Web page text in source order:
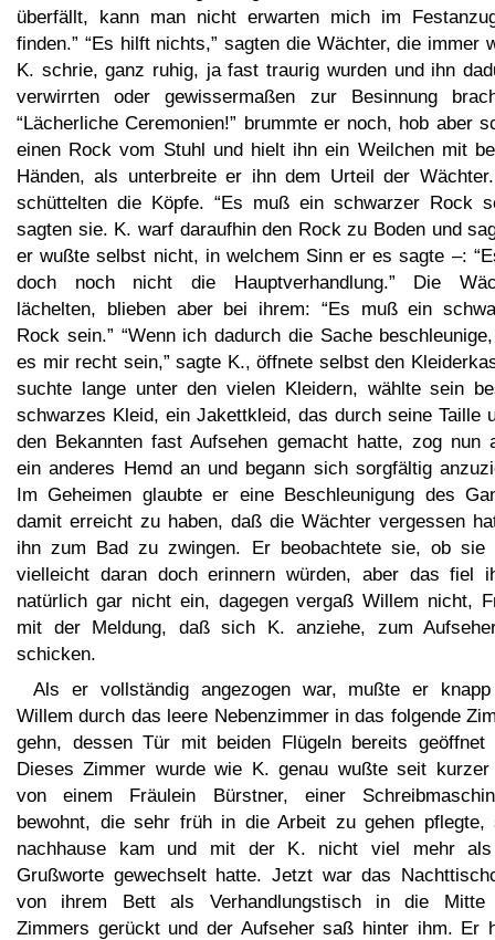
überfällt, kann man nicht erwarten mich im
finden.” “Es hilft nichts,” sagten die Wächter, die immer
K. schrie, ganz ruhig, ja fast traurig wurden und ihn
verwirrten oder gewissermaßen zur Besinnung
“Lächerliche Ceremonien!” brummte er noch, hob aber
einen Rock vom Stuhl und hielt ihn ein Weilchen mit
Händen, als unterbreite er ihn dem Urteil der
schüttelten die Köpfe. “Es muß ein schwarzer Rock
sagten sie. K. warf daraufhin den Rock zu Boden und
er wußte selbst nicht, in welchem Sinn er es sagte –:
doch noch nicht die Hauptverhandlung.” Die
lächelten, blieben aber bei ihrem: “Es muß ein
Rock sein.” “Wenn ich dadurch die Sache
es mir recht sein,” sagte K., öffnete selbst den
suchte lange unter den vielen Kleidern, wählte sein
schwarzes Kleid, ein Jakettkleid, das durch seine Taille
den Bekannten fast Aufsehen gemacht hatte, zog nun
ein anderes Hemd an und begann sich sorgfältig
Im Geheimen glaubte er eine Beschleunigung des
damit erreicht zu haben, daß die Wächter vergessen
ihn zum Bad zu zwingen. Er beobachtete sie, ob sie
vielleicht daran doch erinnern würden, aber das fiel
natürlich gar nicht ein, dagegen vergaß Willem nicht,
mit der Meldung, daß sich K. anziehe, zum
schicken.
Als er vollständig angezogen war, mußte er
Willem durch das leere Nebenzimmer in das folgende
gehn, dessen Tür mit beiden Flügeln bereits geöffnet
Dieses Zimmer wurde wie K. genau wußte seit kurzer
von einem Fräulein Bürstner, einer
bewohnt, die sehr früh in die Arbeit zu gehen pflegte,
nachhause kam und mit der K. nicht viel mehr
Grußworte gewechselt hatte. Jetzt war das
von ihrem Bett als Verhandlungstisch in die Mitte
Zimmers gerückt und der Aufseher saß hinter ihm. Er